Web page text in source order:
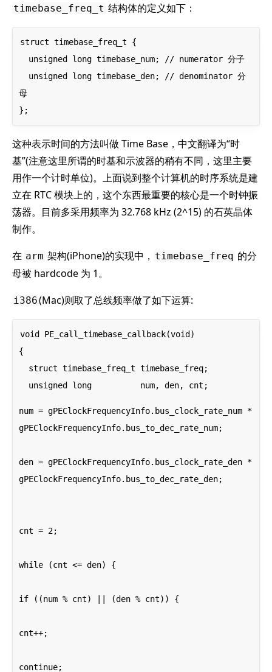
timebase_freq_t 结构体的定义如下：
struct timebase_freq_t {
母
这种表示时间的方法叫做 Time Base，中文翻译为“时
基”(注意这里所谓的时基和示波器的稍有不同，这里主要
用作一个计时单位)。上面说到整个计算机的时序系统是建
立在 RTC 模块上的，这个东西最重要的核心是一个时钟振
荡器。目前多采用频率为 32.768 kHz (2^15) 的石英晶体
制作。
在 arm 架构(iPhone)的实现中， timebase_freq 的分
母被 hardcode 为 1。
i386(Mac)则取了总线频率做了如下运算:
void PE_call_timebase_callback(void)
{
num = gPEClockFrequencyInfo.bus_clock_rate_num *
gPEClockFrequencyInfo.bus_to_dec_rate_num;
den = gPEClockFrequencyInfo.bus_clock_rate_den *
gPEClockFrequencyInfo.bus_to_dec_rate_den;
cnt = 2;
while (cnt <= den) {
if ((num % cnt) || (den % cnt)) {
cnt++;
continue;